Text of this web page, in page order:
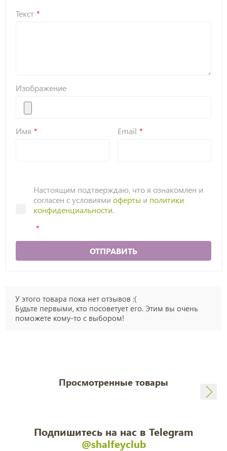
Текст
Изображение
Имя Email
Настоящим подтверждаю, что я ознакомлен и
согласен с условиями оферты и политики
конфиденциальности.
ОТПРАВИТЬ
У этого товара пока нет отзывов :(
Будьте первыми, кто посоветует его. Этим вы очень
поможете кому-то с выбором!
Просмотренные товары
Подпишитесь на нас в Telegram
@shalfeyclub